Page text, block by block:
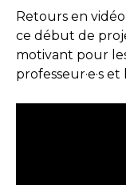
Retours en
ce début de
motivant pour
professeur·e·s et